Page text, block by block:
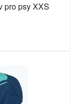
pro psy XXS